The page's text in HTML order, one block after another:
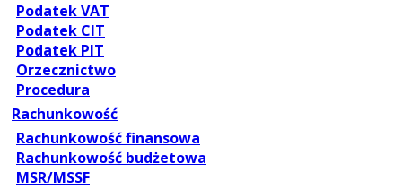
Podatek VAT
Podatek CIT
Podatek PIT
Orzecznictwo
Procedura
Rachunkowość
Rachunkowość finansowa
Rachunkowość budżetowa
MSR/MSSF